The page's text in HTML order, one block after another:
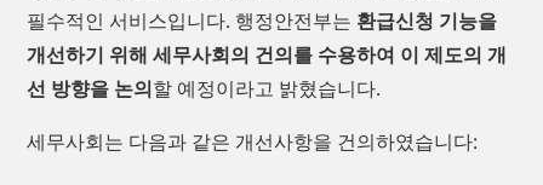
필수적인 서비스입니다. 행정안전부는 환급신청 기능을
개선하기 위해 세무사회의 건의를 수용하여 이 제도의 개
선 방향을 논의할 예정이라고 밝혔습니다.
세무사회는 다음과 같은 개선사항을 건의하였습니다: